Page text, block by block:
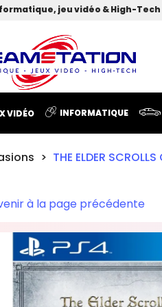
jeu vidéo & High-Tech
VIDÉO INFORMATIQUE
THE ELDER
à la page précédente